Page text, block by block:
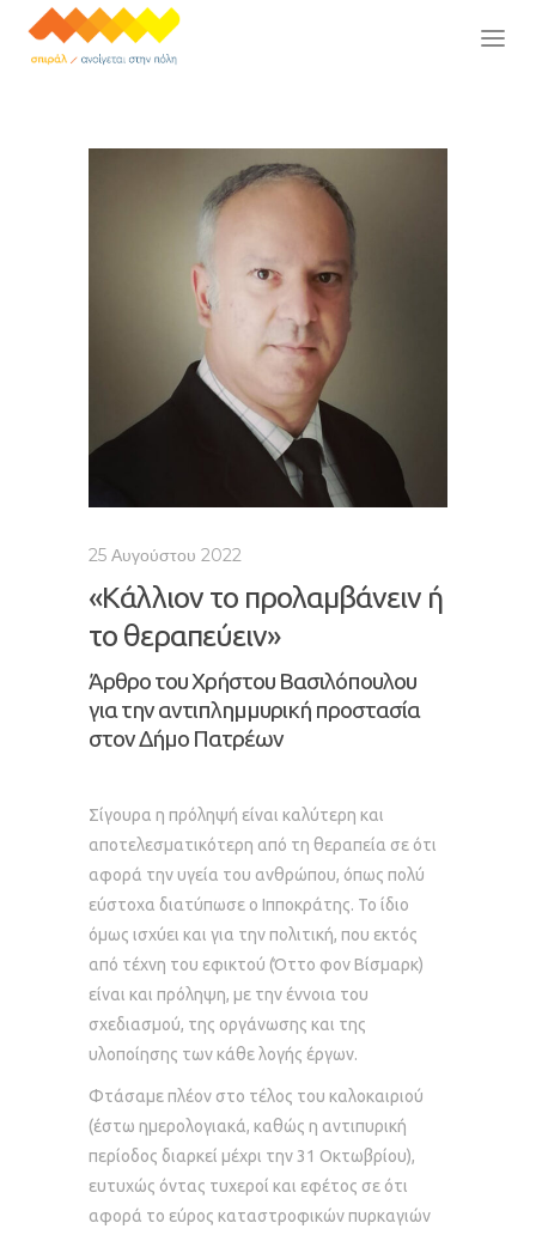
25 Αυγούστου 2022
«Κάλλιον το προλαμβάνειν ή
το θεραπεύειν»
Άρθρο του Χρήστου Βασιλόπουλου
για την αντιπλημμυρική προστασία
στον Δήμο Πατρέων
Σίγουρα η πρόληψή είναι καλύτερη και
αποτελεσματικότερη από τη θεραπεία σε ότι
αφορά την υγεία του ανθρώπου, όπως πολύ
εύστοχα διατύπωσε ο Ιπποκράτης. Το ίδιο
όμως ισχύει και για την πολιτική, που εκτός
από τέχνη του εφικτού (Όττο φον Βίσμαρκ)
είναι και πρόληψη, με την έννοια του
σχεδιασμού, της οργάνωσης και της
υλοποίησης των κάθε λογής έργων.
Φτάσαμε πλέον στο τέλος του καλοκαιριού
(έστω ημερολογιακά, καθώς η αντιπυρική
περίοδος διαρκεί μέχρι την 31 Οκτωβρίου),
ευτυχώς όντας τυχεροί και εφέτος σε ότι
αφορά το εύρος καταστροφικών πυρκαγιών